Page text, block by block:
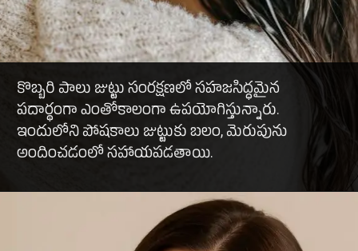
కొబ్బరి పాలు జుట్టు సంరక్షణలో సహజసిద్ధమైన
పదార్థంగా ఎంతోకాలంగా ఉపయోగిస్తున్నారు.
ఇందులోని పోషకాలు జుట్టుకు బలం, మెరుపును
అందించడంలో సహాయపడతాయి.